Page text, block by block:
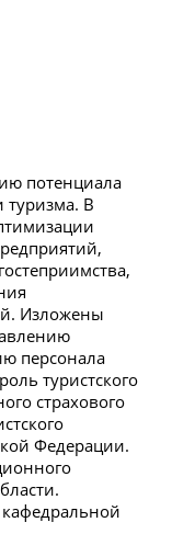
потенциала
туризма. В
Изложены
персонала
туристского
страхового
Федерации.